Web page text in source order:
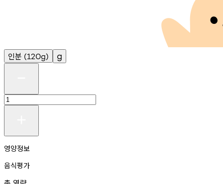
인분 (120g) g
영양정보
음식평가